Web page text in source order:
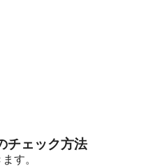
チェック方法
す。